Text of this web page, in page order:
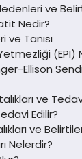
ve
Nedir?
ve Tanısı
(EPI)
Ellison
ve
Edilir?
ve
Nelerdir?